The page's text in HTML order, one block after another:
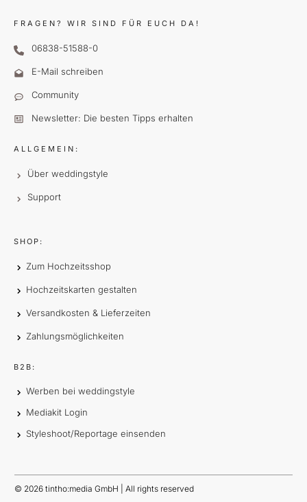
FRAGEN? WIR SIND FÜR EUCH DA!
06838-51588-0
E-Mail schreiben
Community
Newsletter: Die besten Tipps erhalten
ALLGEMEIN:
Über weddingstyle
Support
SHOP:
Zum Hochzeitsshop
Hochzeitskarten gestalten
Versandkosten & Lieferzeiten
Zahlungsmöglichkeiten
B2B:
Werben bei weddingstyle
Mediakit Login
Styleshoot/Reportage einsenden
© 2026 tintho:media GmbH | All rights reserved